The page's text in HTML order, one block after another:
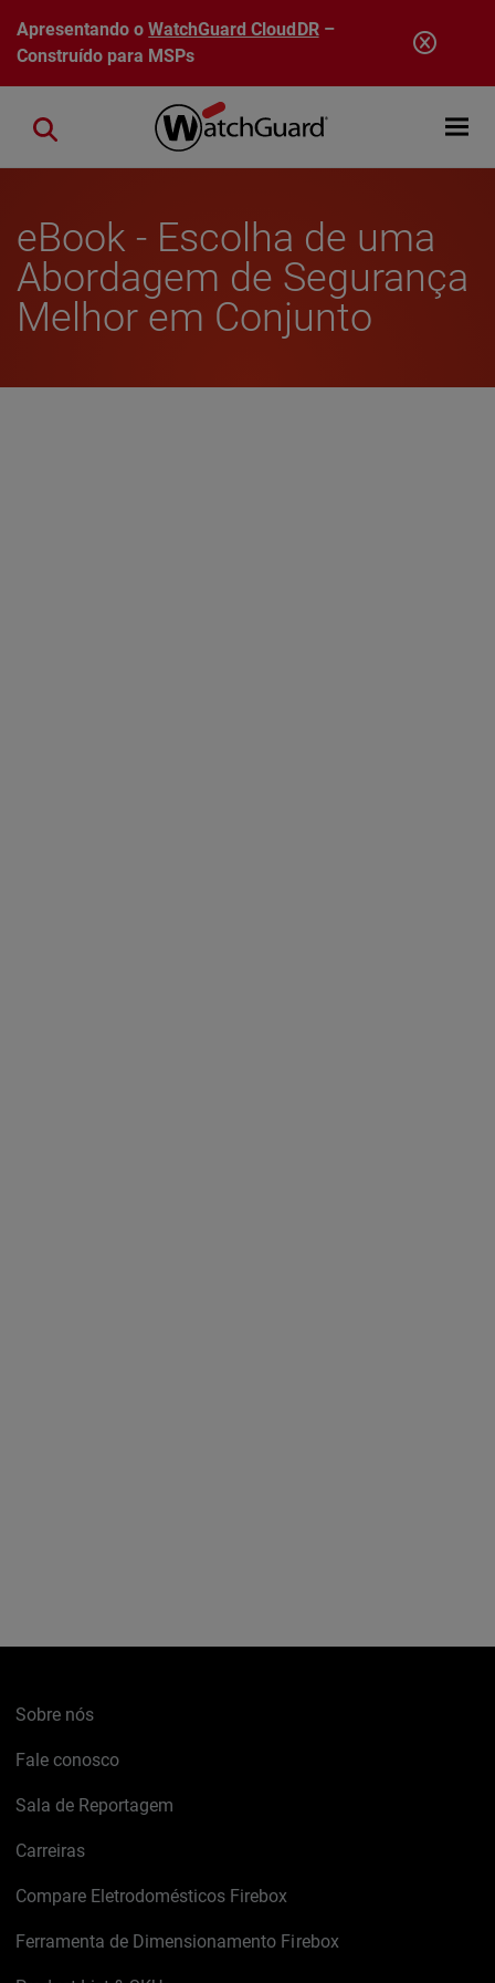
Pular para o conteúdo principal
Apresentando oWatchGuard CloudDR–
Construído para MSPs
Open
Close search
eBook - Escolha de uma
Abordagem de Segurança
Melhor em Conjunto
Sobre nós
Fale conosco
Sala de Reportagem
Carreiras
Compare Eletrodomésticos Firebox
Ferramenta de Dimensionamento Firebox